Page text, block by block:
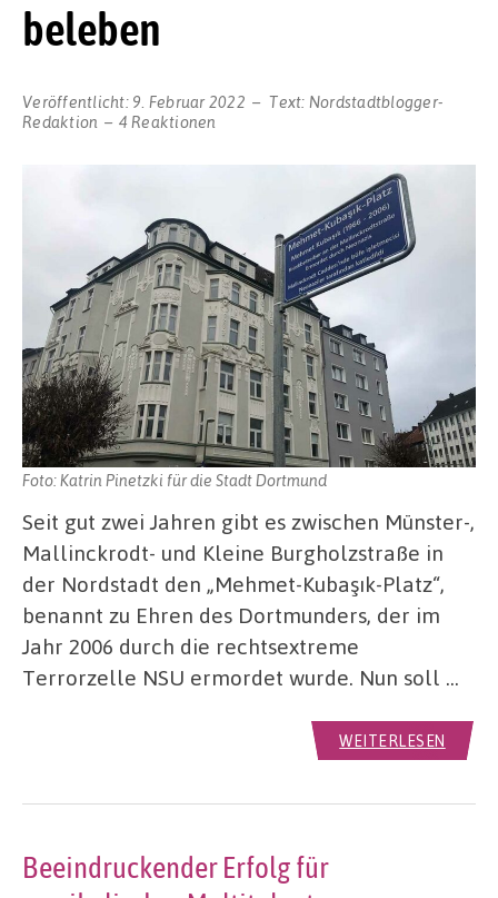
beleben
Veröffentlicht: 9. Februar 2022 Text: Nordstadtblogger-
Redaktion
4 Reaktionen
Foto: Katrin Pinetzki für die Stadt Dortmund
Seit gut zwei Jahren gibt es zwischen Münster-,
Mallinckrodt- und Kleine Burgholzstraße in
der Nordstadt den „Mehmet-Kubaşık-Platz“,
benannt zu Ehren des Dortmunders, der im
Jahr 2006 durch die rechtsextreme
Terrorzelle NSU ermordet wurde. Nun soll …
WEITERLESEN
Beeindruckender Erfolg für